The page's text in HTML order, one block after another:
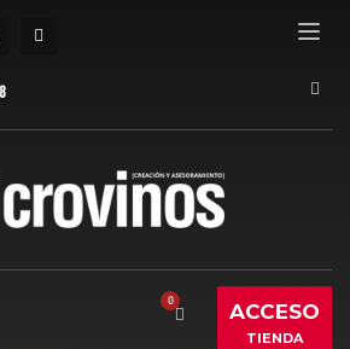
ACCESO
TIENDA